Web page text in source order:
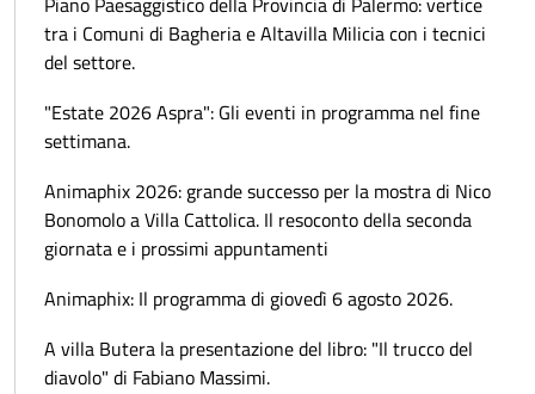
tra i Comuni di Bagheria e Altavilla Milicia con i tecnici
del settore.
"Estate 2026 Aspra": Gli eventi in programma nel fine
settimana.
Animaphix 2026: grande successo per la mostra di Nico
Bonomolo a Villa Cattolica. Il resoconto della seconda
giornata e i prossimi appuntamenti
Animaphix: Il programma di giovedì 6 agosto 2026.
A villa Butera la presentazione del libro: "Il trucco del
diavolo" di Fabiano Massimi.